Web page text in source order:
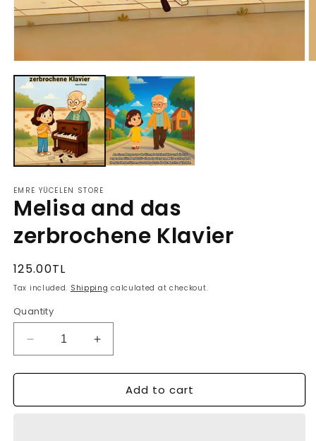
media
in
modal
EMRE YÜCELEN STORE
Melisa and das
zerbrochene Klavier
Regular
price
125.00TL
Tax included. Shipping calculated at checkout.
Quantity
Decrease
quantity
for
and
Increase
quantity
for
Melisa
and
Add to cart